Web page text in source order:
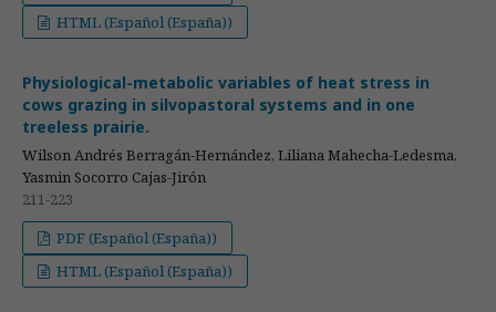
HTML (Español (España))
Physiological-metabolic variables of heat stress in
cows grazing in silvopastoral systems and in one
treeless prairie.
Wilson Andrés Berragán-Hernández, Liliana Mahecha-Ledesma,
Yasmin Socorro Cajas-Jirón
211-223
PDF (Español (España))
HTML (Español (España))